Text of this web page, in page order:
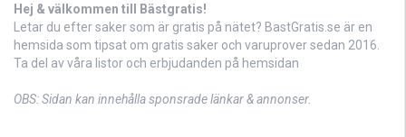
Hej & välkommen till Bästgratis!
Letar du efter saker som är gratis på nätet? BastGratis.se är en
hemsida som tipsat om gratis saker och varuprover sedan 2016.
Ta del av våra listor och erbjudanden på hemsidan
OBS: Sidan kan innehålla sponsrade länkar & annonser.